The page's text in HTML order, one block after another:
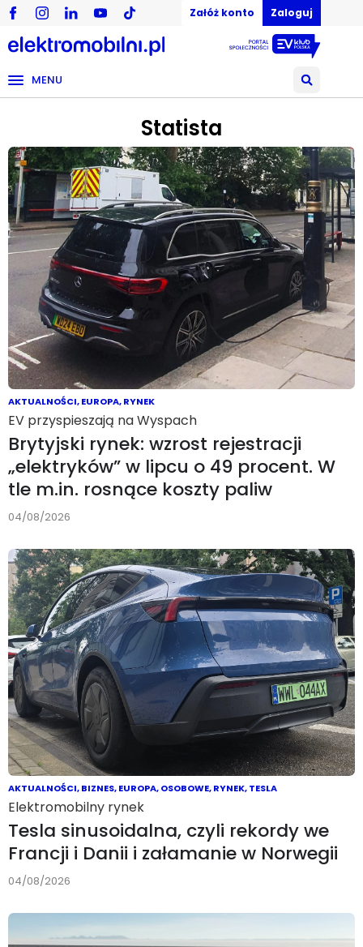
Załóż konto Zaloguj
MENU
Statista
AKTUALNOŚCI,EUROPA,RYNEK
EV przyspieszają na Wyspach
Brytyjski rynek: wzrost rejestracji
„elektryków” w lipcu o 49 procent. W
tle m.in. rosnące koszty paliw
04/08/2026
AKTUALNOŚCI,BIZNES,EUROPA,OSOBOWE,RYNEK,TESLA
Elektromobilny rynek
Tesla sinusoidalna, czyli rekordy we
Francji i Danii i załamanie w Norwegii
04/08/2026